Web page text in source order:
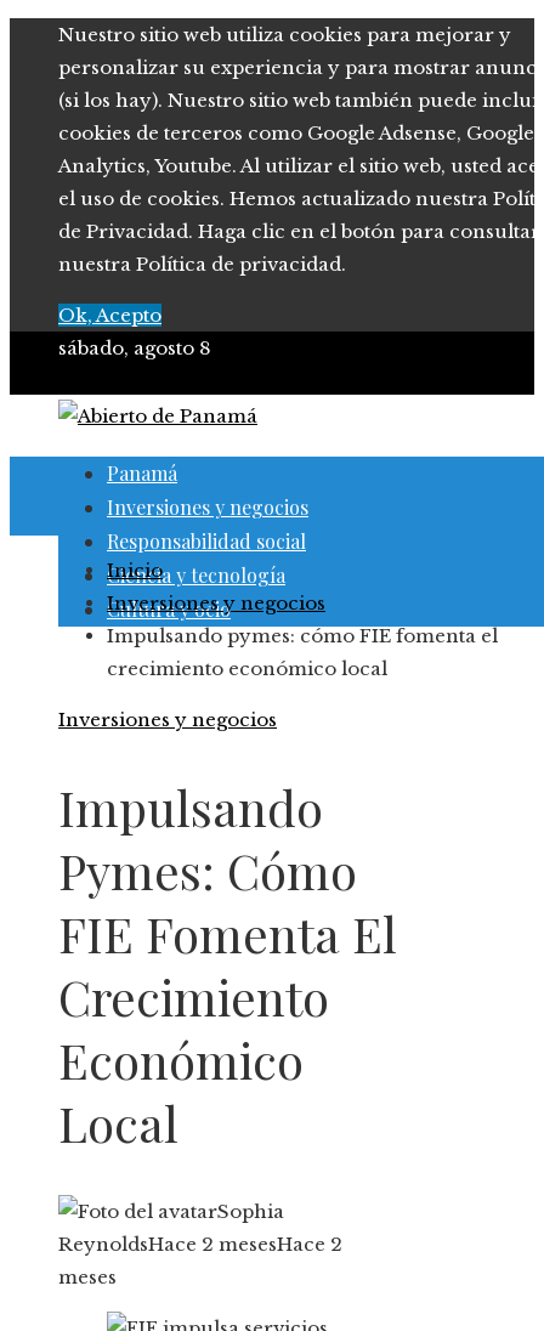
Nuestro sitio web utiliza cookies para mejorar y
personalizar su experiencia y para mostrar
(si los hay). Nuestro sitio web también puede
cookies de terceros como Google Adsense, Google
Analytics, Youtube. Al utilizar el sitio web, usted
el uso de cookies. Hemos actualizado nuestra
de Privacidad. Haga clic en el botón para consultar
nuestra Política de privacidad.
Ok, Acepto
sábado, agosto 8
Panamá
Inversiones y negocios
Responsabilidad social
Ciencia y tecnología
Cultura y ocio
Inicio
Inversiones y negocios
Impulsando pymes: cómo FIE fomenta el
crecimiento económico local
Inversiones y negocios
Impulsando
Pymes: Cómo
FIE Fomenta El
Crecimiento
Económico
Local
Sophia
ReynoldsHace 2 mesesHace 2
meses